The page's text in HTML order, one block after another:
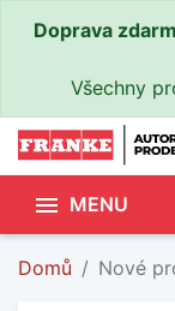
Doprava
Všechny
 MENU
Domů Nové